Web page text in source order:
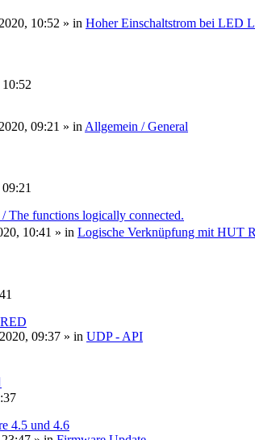
10:52 » in Hoher Einschaltstrom bei LED
09:21 » in Allgemein / General
The functions logically connected.
10:41 » in Logische Verknüpfung mit HUT
09:37 » in UDP - API
4.5 und 4.6